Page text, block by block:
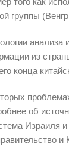
группы
из
конца
об
Израиля